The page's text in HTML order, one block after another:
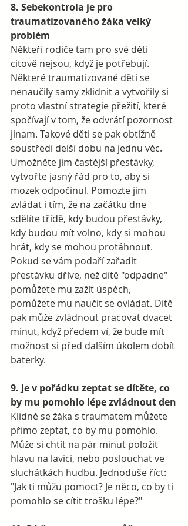
8. Sebekontrola je pro
traumatizovaného žáka velký
problém
Někteří rodiče tam pro své děti
citově nejsou, když je potřebují.
Některé traumatizované děti se
nenaučily samy zklidnit a vytvořily si
proto vlastní strategie přežití, které
spočívají v tom, že odvrátí pozornost
jinam. Takové děti se pak obtížně
soustředí delší dobu na jednu věc.
Umožněte jim častější přestávky,
vytvořte jasný řád pro to, aby si
mozek odpočinul. Pomozte jim
zvládat i tím, že na začátku dne
sdělíte třídě, kdy budou přestávky,
kdy budou mít volno, kdy si mohou
hrát, kdy se mohou protáhnout.
Pokud se vám podaří zařadit
přestávku dříve, než dítě "odpadne"
pomůžete mu zažít úspěch,
pomůžete mu naučit se ovládat. Dítě
pak může zvládnout pracovat dvacet
minut, když předem ví, že bude mít
možnost si před dalším úkolem dobít
baterky.
9. Je v pořádku zeptat se dítěte, co
by mu pomohlo lépe zvládnout den
Klidně se žáka s traumatem můžete
přímo zeptat, co by mu pomohlo.
Může si chtít na pár minut položit
hlavu na lavici, nebo poslouchat ve
sluchátkách hudbu. Jednoduše říct:
"Jak ti můžu pomoct? Je něco, co by ti
pomohlo se cítit trošku lépe?"